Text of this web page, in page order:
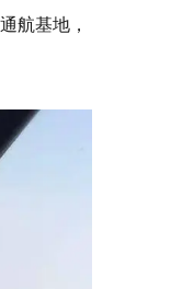
航基地，